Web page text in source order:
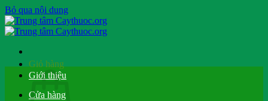
Bỏ qua nội dung
Giỏ hàng
Giới thiệu
Cửa hàng